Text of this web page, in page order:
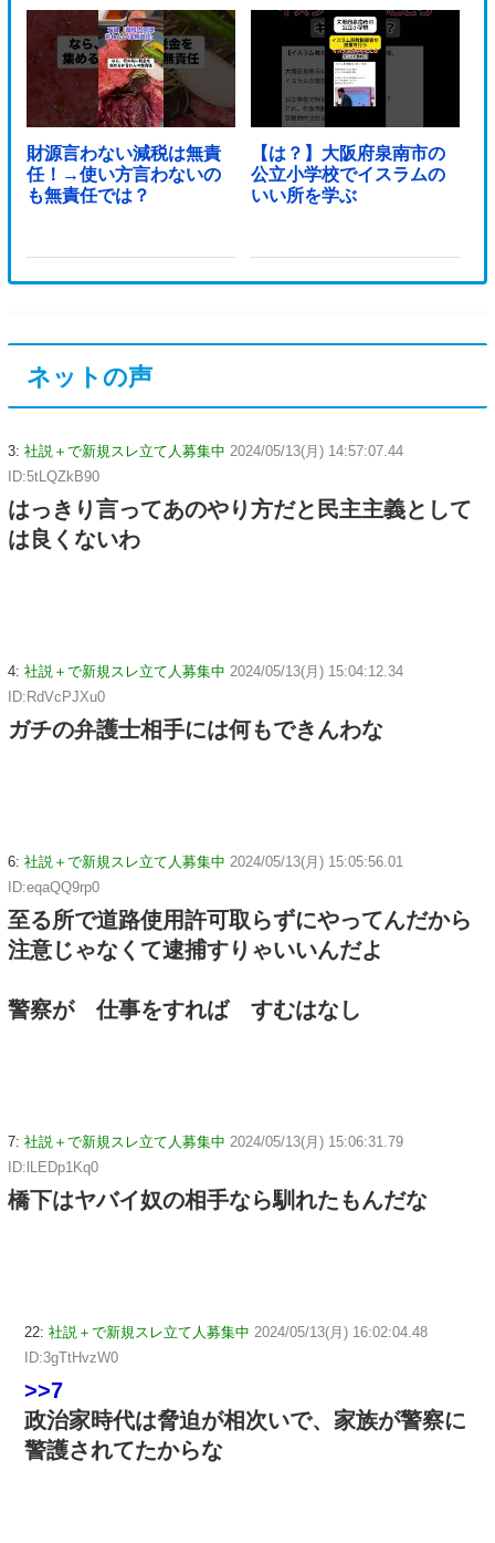
財源言わない減税は無責
任！→使い方言わないの
も無責任では？
【は？】大阪府泉南市の
公立小学校でイスラムの
いい所を学ぶ
ネットの声
3: 社説＋で新規スレ立て人募集中 2024/05/13(月) 14:57:07.44
ID:5tLQZkB90
はっきり言ってあのやり方だと民主主義として
は良くないわ
4: 社説＋で新規スレ立て人募集中 2024/05/13(月) 15:04:12.34
ID:RdVcPJXu0
ガチの弁護士相手には何もできんわな
6: 社説＋で新規スレ立て人募集中 2024/05/13(月) 15:05:56.01
ID:eqaQQ9rp0
至る所で道路使用許可取らずにやってんだから
注意じゃなくて逮捕すりゃいいんだよ
警察が 仕事をすれば すむはなし
7: 社説＋で新規スレ立て人募集中 2024/05/13(月) 15:06:31.79
ID:lLEDp1Kq0
橋下はヤバイ奴の相手なら馴れたもんだな
22: 社説＋で新規スレ立て人募集中 2024/05/13(月) 16:02:04.48
ID:3gTtHvzW0
>>7
政治家時代は脅迫が相次いで、家族が警察に
警護されてたからな